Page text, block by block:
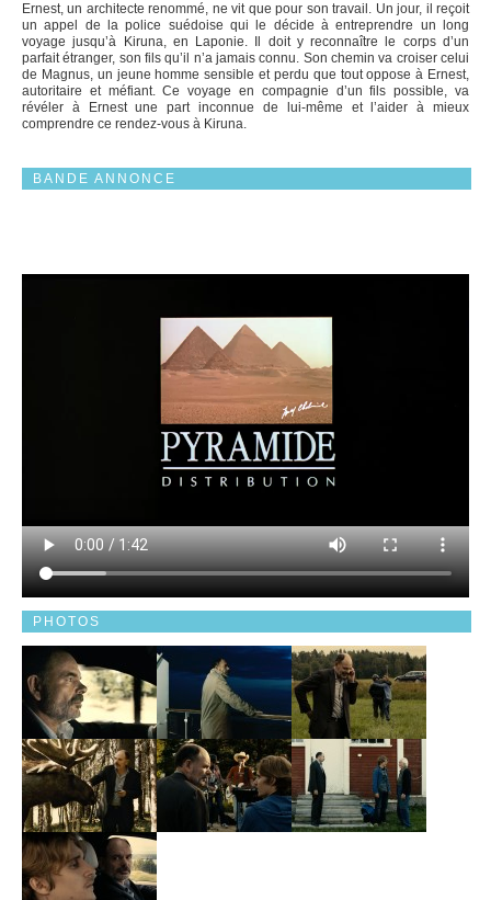
Ernest, un architecte renommé, ne vit que pour son travail. Un jour, il reçoit
un appel de la police suédoise qui le décide à entreprendre un long
voyage jusqu’à Kiruna, en Laponie. Il doit y reconnaître le corps d’un
parfait étranger, son fils qu’il n’a jamais connu. Son chemin va croiser celui
de Magnus, un jeune homme sensible et perdu que tout oppose à Ernest,
autoritaire et méfiant. Ce voyage en compagnie d’un fils possible, va
révéler à Ernest une part inconnue de lui-même et l’aider à mieux
comprendre ce rendez-vous à Kiruna.
BANDE ANNONCE
PHOTOS